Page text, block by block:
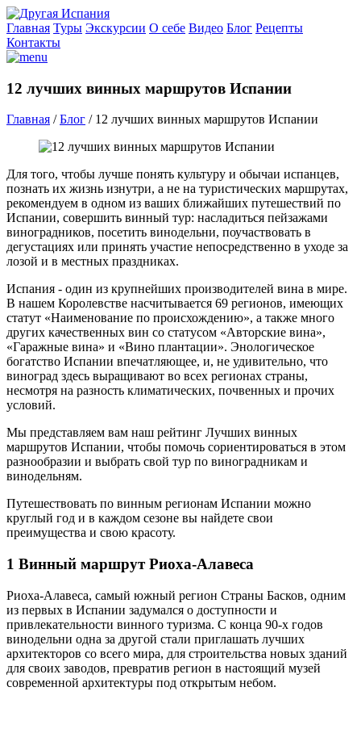
Главная Туры Экскурсии О себе Видео Блог Рецепты
Контакты
12 лучших винных маршрутов Испании
Главная /Блог / 12 лучших винных маршрутов Испании
Для того, чтобы лучше понять культуру и обычаи испанцев,
познать их жизнь изнутри, а не на туристических маршрутах,
рекомендуем в одном из ваших ближайших путешествий по
Испании, совершить винный тур: насладиться пейзажами
виноградников, посетить винодельни, поучаствовать в
дегустациях или принять участие непосредственно в уходе за
лозой и в местных праздниках.
Испания - один из крупнейших производителей вина в мире.
В нашем Королевстве насчитывается 69 регионов, имеющих
статут «Наименование по происхождению», а также много
других качественных вин со статусом «Авторские вина»,
«Гаражные вина» и «Вино плантации». Энологическое
богатство Испании впечатляющее, и, не удивительно, что
виноград здесь выращивают во всех регионах страны,
несмотря на разность климатических, почвенных и прочих
условий.
Мы представляем вам наш рейтинг Лучших винных
маршрутов Испании, чтобы помочь сориентироваться в этом
разнообразии и выбрать свой тур по виноградникам и
винодельням.
Путешествовать по винным регионам Испании можно
круглый год и в каждом сезоне вы найдете свои
преимущества и свою красоту.
1 Винный маршрут Риоха-Алавеса
Риоха-Алавеса, самый южный регион Страны Басков, одним
из первых в Испании задумался о доступности и
привлекательности винного туризма. С конца 90-х годов
винодельни одна за другой стали приглашать лучших
архитекторов со всего мира, для строительства новых зданий
для своих заводов, превратив регион в настоящий музей
современной архитектуры под открытым небом.